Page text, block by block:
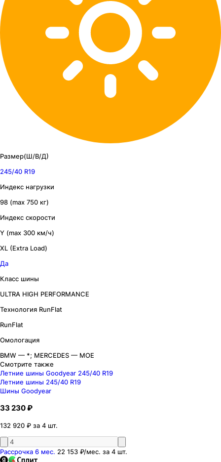
Размер(Ш/В/Д)
245/40 R19
Индекс нагрузки
98 (max 750 кг)
Индекс скорости
Y (max 300 км/ч)
XL (Extra Load)
Да
Класс шины
ULTRA HIGH PERFORMANCE
Технология RunFlat
RunFlat
Омологация
BMW — *; MERCEDES — MOE
Смотрите также
Летние шины Goodyear 245/40 R19
Летние шины 245/40 R19
Шины Goodyear
33 230 ₽
132 920 ₽ за 4 шт.
Рассрочка 6 мес. 22 153 ₽/мес. за 4 шт.